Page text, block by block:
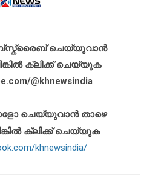
ചെയ്യുവാൻ
ക്ലിക്ക് ചെയ്യുക
@khnewsindia
ചെയ്യുവാൻ താഴെ
ക്ലിക്ക് ചെയ്യുക
khnewsindia/